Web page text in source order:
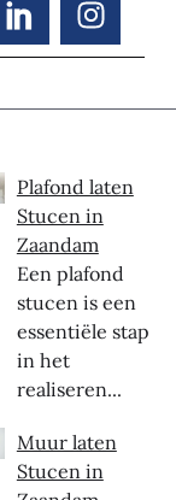
Plafond laten
Stucen in
Zaandam
Een plafond
stucen is een
essentiële stap
in het
realiseren...
Muur laten
Stucen in